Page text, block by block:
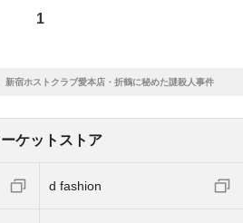
1
新宿ホストクラブ愛本店・折鶴に秘めた謎殺人事件
ケットストア
d fashion